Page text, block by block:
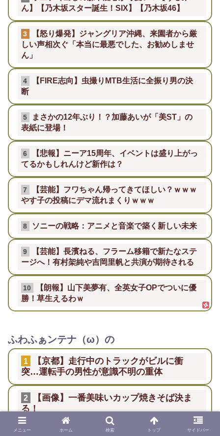
ん】【乃木坂スター誕生！SIX】【乃木坂46】
3
【怒り爆発】ジャングリア沖縄、来園者から厳
しい声相次ぐ「本当に最悪でした、お勧めしませ
ん」
4
【FIRE志向】虫撮りMTB生活に全振り男の決
断
5
まさかの12年ぶり！？加藤あいが「美ST」の
表紙に登場！
6
【悲報】ニーア15周年、イベントは盛り上がっ
てるかもしれんけど新作は？
7
【芸能】フワちゃん帰ってきてほしい？ｗｗｗ
やす子の投稿にデマ流れまくりｗｗｗ
8 ソニーの戦略：アニメと音楽で築く新しい未来
9
【芸能】長濱ねる、フラーム移籍で新たなステ
ージへ！有村架純や吉岡里帆と共演が期待される
10
【朗報】山下美夢有、全英女子OPでついに優
勝！草生えるわｗ
ふわふぁンテナ（ω）の
1
【京都】走行中のトラックがビルに衝
突…運転手の男性が意識不明の重体
2
【画像】一番美味いカップ焼きそば決ま
る！
メニュー ホーム 検索 トップ サイドバー